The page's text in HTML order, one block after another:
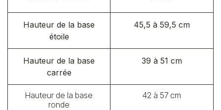
Hauteur de la base
étoile
45,5 à 59,5 cm
Hauteur de la base
carrée
39 à 51 cm
Hauteur de la base
ronde
42 à 57 cm